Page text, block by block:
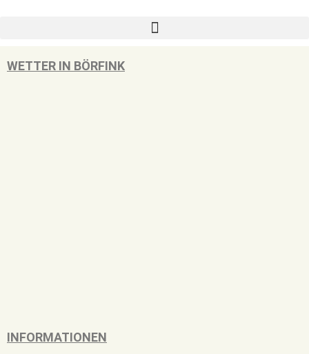
WETTER IN BÖRFINK
INFORMATIONEN